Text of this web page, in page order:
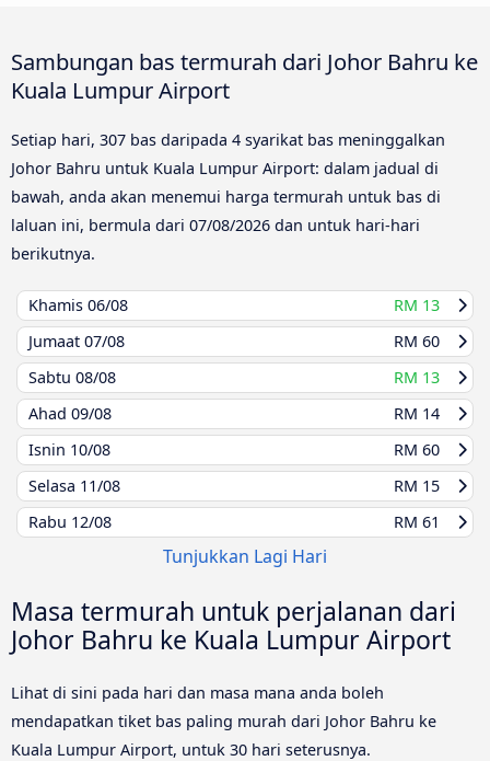
Sambungan bas termurah dari Johor Bahru ke
Kuala Lumpur Airport
Setiap hari, 307 bas daripada 4 syarikat bas meninggalkan
Johor Bahru untuk Kuala Lumpur Airport: dalam jadual di
bawah, anda akan menemui harga termurah untuk bas di
laluan ini, bermula dari 07/08/2026 dan untuk hari-hari
berikutnya.
Khamis 06/08
RM 13
Jumaat 07/08
RM 60
Sabtu 08/08
RM 13
Ahad 09/08
RM 14
Isnin 10/08
RM 60
Selasa 11/08
RM 15
Rabu 12/08 RM 61
Tunjukkan Lagi Hari
Masa termurah untuk perjalanan dari
Johor Bahru ke Kuala Lumpur Airport
Lihat di sini pada hari dan masa mana anda boleh
mendapatkan tiket bas paling murah dari Johor Bahru ke
Kuala Lumpur Airport, untuk 30 hari seterusnya.